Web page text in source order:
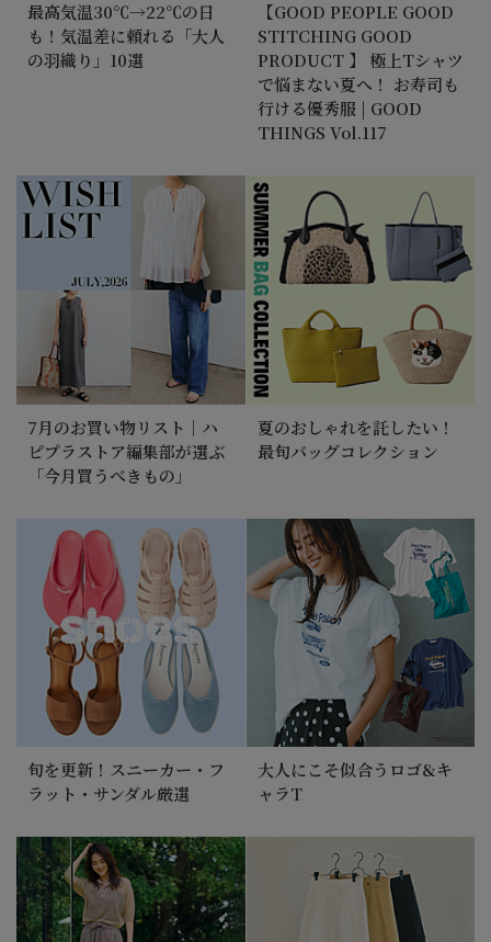
最高気温30℃→22℃の日
も！気温差に頼れる「大人
の羽織り」10選
【GOOD PEOPLE GOOD
STITCHING GOOD
PRODUCT 】 極上Tシャツ
で悩まない夏へ！ お寿司も
行ける優秀服 | GOOD
THINGS Vol.117
7月のお買い物リスト｜ハ
ピプラストア編集部が選ぶ
「今月買うべきもの」
夏のおしゃれを託したい！
最旬バッグコレクション
旬を更新！スニーカー・フ
ラット・サンダル厳選
大人にこそ似合うロゴ&キ
ャラT